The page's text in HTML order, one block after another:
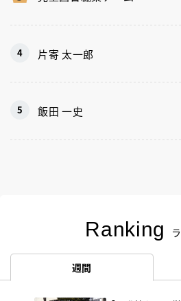
片寄 太一郎
飯田 一史
Ranking
週間